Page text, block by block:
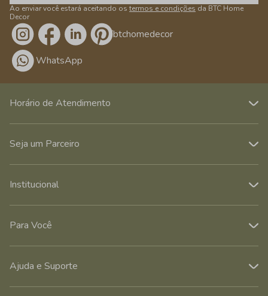
Ao enviar você estará aceitando os termos e condições da BTC Home
Decor
/btchomedecor
WhatsApp
Horário de Atendimento
Seja um Parceiro
Institucional
Para Você
Ajuda e Suporte